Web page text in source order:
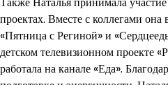
проектах. Вместе с коллегами
«Пятница с Региной» и
детском телевизионном проекте
работала на канале «Еда».